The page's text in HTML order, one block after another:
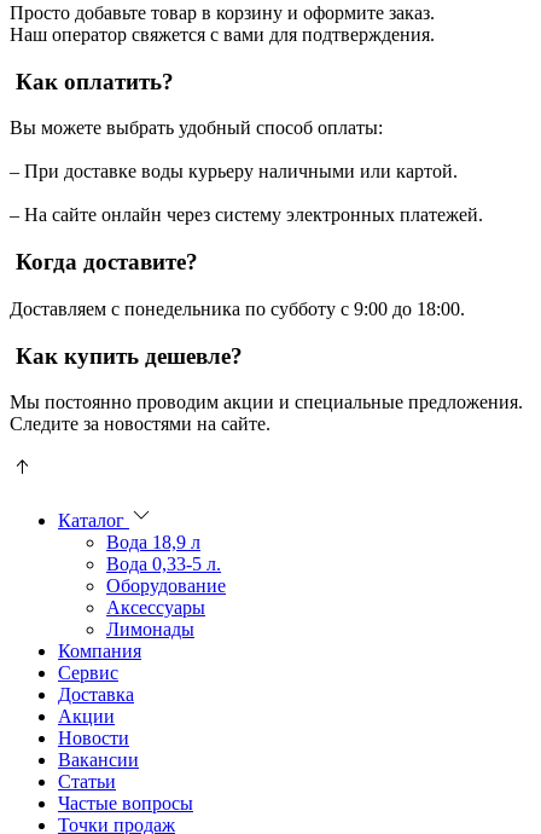
Просто добавьте товар в корзину и оформите заказ.
Наш оператор свяжется с вами для подтверждения.
Как оплатить?
Вы можете выбрать удобный способ оплаты:
– При доставке воды курьеру наличными или картой.
– На сайте онлайн через систему электронных платежей.
Когда доставите?
Доставляем с понедельника по субботу с 9:00 до 18:00.
Как купить дешевле?
Мы постоянно проводим акции и специальные предложения.
Следите за новостями на сайте.
Пользователи
mellstroy
офіційний
сайты.
В
казино
встретить
казино
среди
обсуждаемых
тем.
Каталог
Вода 18,9 л
Вода 0,33-5 л.
Оборудование
Аксессуары
Лимонады
Компания
Сервис
Доставка
Акции
Новости
Вакансии
Статьи
Частые вопросы
Точки продаж